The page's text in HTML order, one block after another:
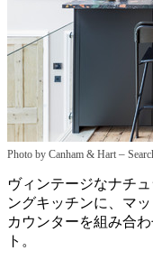
Photo by Canham & Hart –
ヴィンテージなナチ
ングキッチンに、マ
カウンターを組み合
ト。